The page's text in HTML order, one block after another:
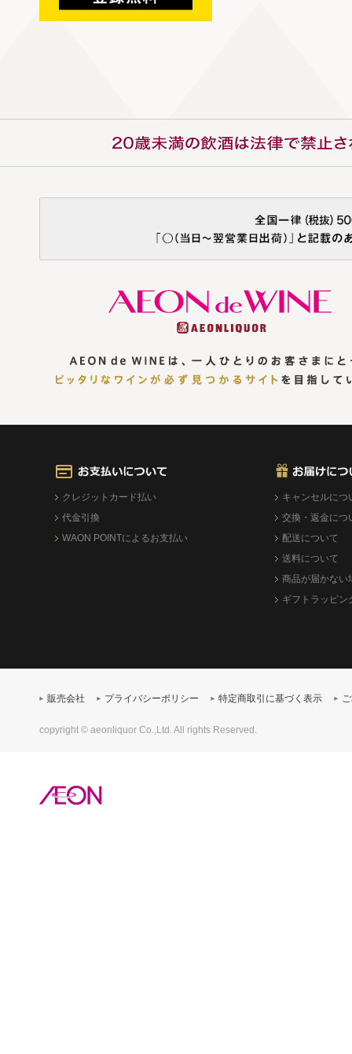
クレジットカード払い
代金引換
WAON POINTによるお支払い
キャンセルにつ
交換・返金につ
配送について
送料について
商品が届かない
ギフトラッピン
販売会社 プライバシーポリシー 特定商取引に基づく表示
copyright © aeonliquor Co.,Ltd. All rights Reserved.